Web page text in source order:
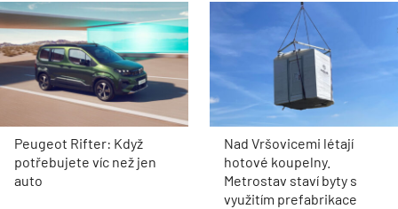
Peugeot Rifter: Když
potřebujete víc než jen
auto
Nad Vršovicemi létají
hotové koupelny.
Metrostav staví byty s
využitím prefabrikace